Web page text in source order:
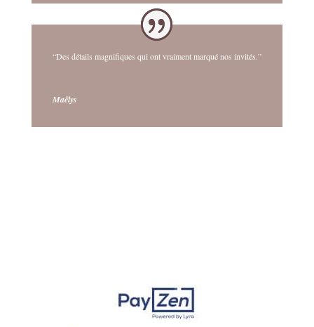
“Des détails magnifiques qui ont vraiment marqué nos invités.”
Maëlys